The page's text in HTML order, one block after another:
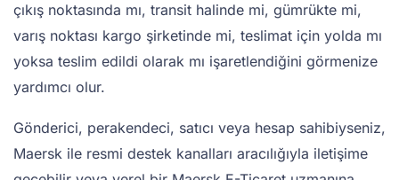
çıkış noktasında mı, transit halinde mi, gümrükte mi,
varış noktası kargo şirketinde mi, teslimat için yolda mı
yoksa teslim edildi olarak mı işaretlendiğini görmenize
yardımcı olur.
Gönderici, perakendeci, satıcı veya hesap sahibiyseniz,
Maersk ile resmi destek kanalları aracılığıyla iletişime